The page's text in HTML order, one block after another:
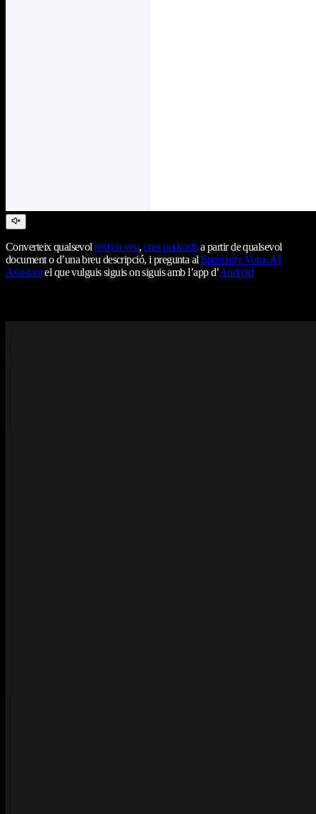
Converteix qualsevoltext en veu, crea podcastsa partir de qualsevol
document o d’una breu descripció, i pregunta al Speechify Voice AI
Assistantel que vulguis siguis on siguis amb l’app d’Android